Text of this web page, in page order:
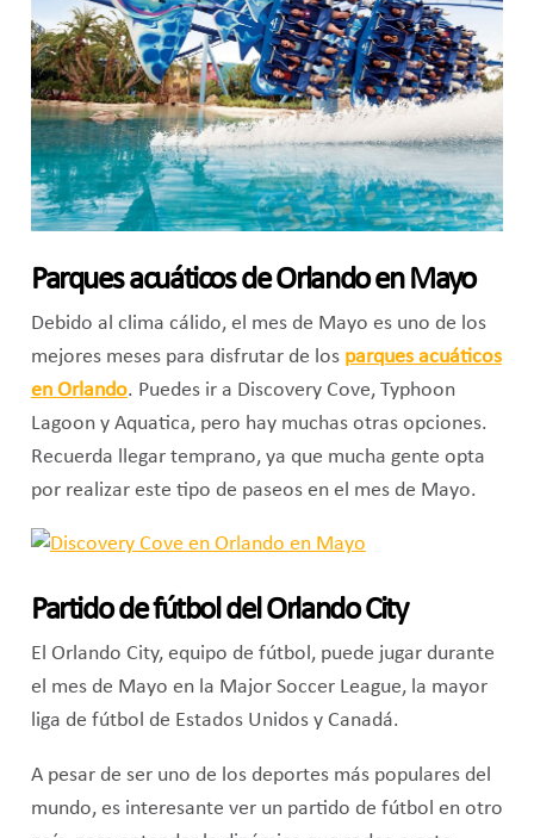
Parques acuáticos de Orlando en Mayo
Debido al clima cálido, el mes de Mayo es uno de los
mejores meses para disfrutar de los parques acuáticos
en Orlando. Puedes ir a Discovery Cove, Typhoon
Lagoon y Aquatica, pero hay muchas otras opciones.
Recuerda llegar temprano, ya que mucha gente opta
por realizar este tipo de paseos en el mes de Mayo.
Partido de fútbol del Orlando City
El Orlando City, equipo de fútbol, puede jugar durante
el mes de Mayo en la Major Soccer League, la mayor
liga de fútbol de Estados Unidos y Canadá.
A pesar de ser uno de los deportes más populares del
mundo, es interesante ver un partido de fútbol en otro